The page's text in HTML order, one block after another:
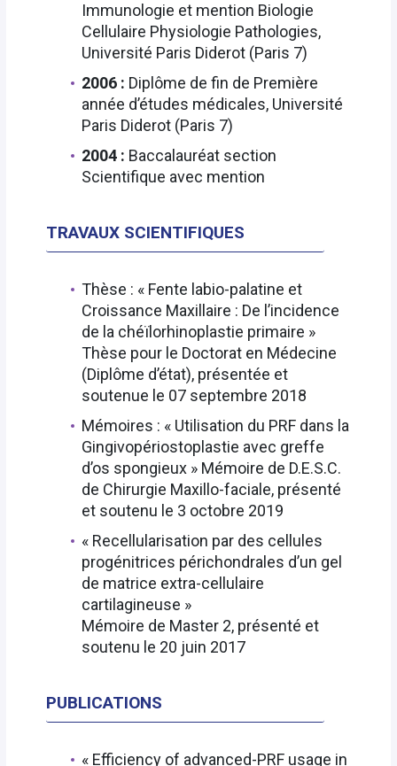
Immunologie et mention Biologie
Cellulaire Physiologie Pathologies,
Université Paris Diderot (Paris 7)
2006 : Diplôme de fin de Première
année d’études médicales, Université
Paris Diderot (Paris 7)
2004 : Baccalauréat section
Scientifique avec mention
TRAVAUX SCIENTIFIQUES
Thèse : « Fente labio-palatine et
Croissance Maxillaire : De l’incidence
de la chéïlorhinoplastie primaire »
Thèse pour le Doctorat en Médecine
(Diplôme d’état), présentée et
soutenue le 07 septembre 2018
Mémoires : « Utilisation du PRF dans la
Gingivopériostoplastie avec greffe
d’os spongieux » Mémoire de D.E.S.C.
de Chirurgie Maxillo-faciale, présenté
et soutenu le 3 octobre 2019
« Recellularisation par des cellules
progénitrices périchondrales d’un gel
de matrice extra-cellulaire
cartilagineuse »
Mémoire de Master 2, présenté et
soutenu le 20 juin 2017
PUBLICATIONS
« Efficiency of advanced-PRF usage in